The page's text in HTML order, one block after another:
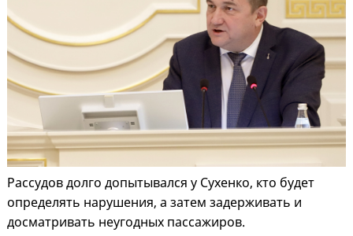
Рассудов долго допытывался у Сухенко, кто будет
определять нарушения, а затем задерживать и
досматривать неугодных пассажиров.